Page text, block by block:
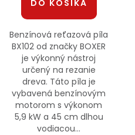
DO KOŠÍKA
Benzínová reťazová píla
BX102 od značky BOXER
je výkonný nástroj
určený na rezanie
dreva. Táto píla je
vybavená benzínovým
motorom s výkonom
5,9 kW a 45 cm dlhou
vodiacou...